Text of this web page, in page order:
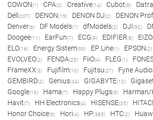
COWON(1) CPA(2) Creative(14) Cubot(8)
Dell (207) DENON(15) DENON DJ(2) DENON
Denver(6) DF Models(1) dfModels(2) DJI(92)
Doogee(11) EarFun(7) ECG(9) EDIFIER(8) EIZO
ELO(16) Energy Sistem(59) EP Line(1) EPSON(2)
EVOLVEO(2) FENDA(25) FiiO(4) FLEG(1)
FrameXX(3) Fujifilm(10) Fujitsu(27) Fyne Audio
GEMBIRD(2) Genius(34) GIGABYTE(12)
Google(16) Hama(7) Happy Plugs(5) Harman/
Havit(7) HH Electronics(4) HISENSE(35)
Honor Choice(6) Hori(4) HP(385) HTC(2)